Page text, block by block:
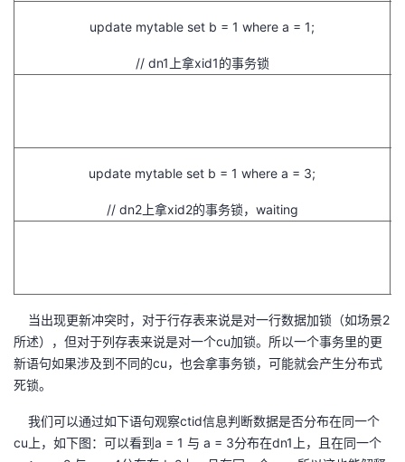
update mytable set b = 1 where a = 1;
// dn1上拿xid1的事务锁
update mytable set b = 1 where a = 3;
// dn2上拿xid2的事务锁， waiting
当出现更新冲突时，对于行存表来说是对一行数据加锁（如场景2
所述），但对于列存表来说是对一个cu加锁。所以一个事务里的更
新语句如果涉及到不同的cu，也会拿事务锁，可能就会产生分布式
死锁。
我们可以通过如下语句观察ctid信息判断数据是否分布在同一个
cu上，如下图：可以看到a = 1 与 a = 3分布在dn1上，且在同一个